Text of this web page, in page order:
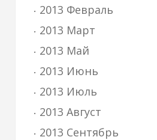
2013 Февраль
2013 Март
2013 Май
2013 Июнь
2013 Июль
2013 Август
2013 Сентябрь